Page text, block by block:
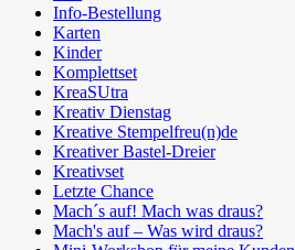
Info-Bestellung
Karten
Kinder
Komplettset
KreaSUtra
Kreativ Dienstag
Kreative Stempelfreu(n)de
Kreativer Bastel-Dreier
Kreativset
Letzte Chance
Mach´s auf! Mach was draus?
Mach's auf – Was wird draus?